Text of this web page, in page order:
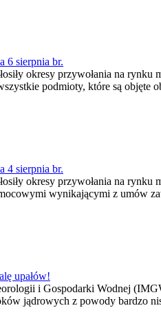
6 sierpnia br.
okresy przywołania na
podmioty, które są
4 sierpnia br.
okresy przywołania na
wynikającymi z umów
upałów!
i Gospodarki Wodnej
jądrowych z powody bardzo